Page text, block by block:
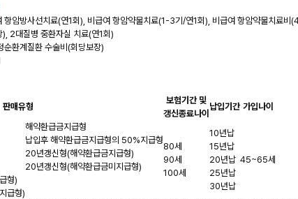
항암방사선치료(연1회), 비급여 항암약물치료(1-3기/연1회), 비급여 항암약물치료비
2대질병 중환자실 치료(연1회)
환계질환 수술비(회당보장)
판매유형
보험기간 및
갱신종료나이
납입기간 가입나이
해약환급금지급형
80세
90세
100세
10년납
15년납
20년납
25년납
30년납
45~65세
납입후 해약환급금지급형의 50%지급형
20년갱신형(해약환급금지급형)
20년갱신형(해약환급금미지급형)
형)
급형)